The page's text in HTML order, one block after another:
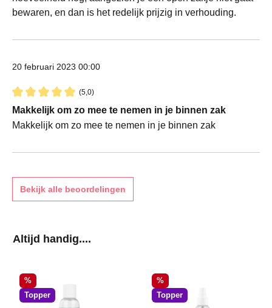
bewaren, en dan is het redelijk prijzig in verhouding.
20 februari 2023 00:00
(5,0)
Recensie met een waardering van 5 van de 5 sterren
Makkelijk om zo mee te nemen in je binnen zak
Makkelijk om zo mee te nemen in je binnen zak
Bekijk alle beoordelingen
Productgalerij overslaan
Altijd handig....
Korting
%
Topper
Korting
%
Topper